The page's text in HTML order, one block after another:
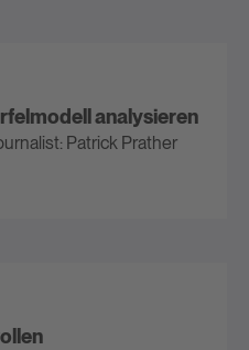
analysieren
Patrick Prather